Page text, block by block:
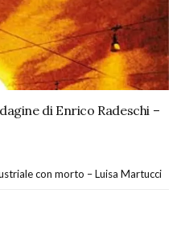
di Enrico Radeschi –
con morto – Luisa Martucci